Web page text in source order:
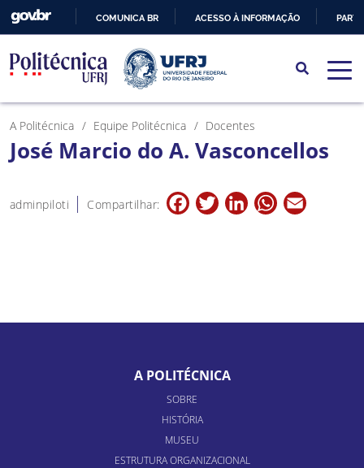
PARA
O
CONTEÚDO
COMUNICA BR ACESSO À INFORMAÇÃO
A Politécnica Equipe Politécnica Docentes
José Marcio do A. Vasconcellos
adminpiloti Compartilhar: Facebook
TwitterLinkedInWhatsApp
Email
A POLITÉCNICA
SOBRE
HISTÓRIA
MUSEU
ESTRUTURA ORGANIZACIONAL